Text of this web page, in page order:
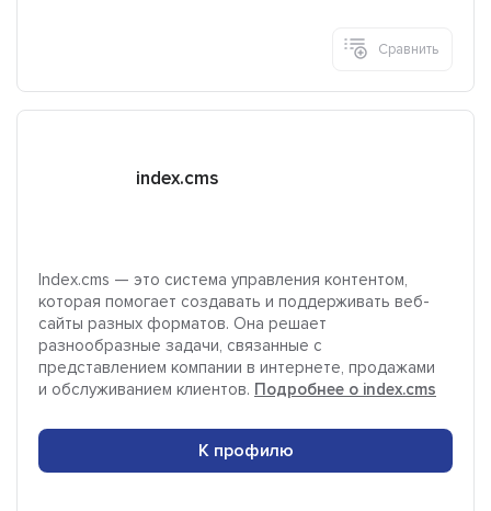
Сравнить
index.cms
Index.cms — это система управления контентом,
которая помогает создавать и поддерживать веб-
сайты разных форматов. Она решает
разнообразные задачи, связанные с
представлением компании в интернете, продажами
и обслуживанием клиентов. Подробнее о index.cms
К профилю